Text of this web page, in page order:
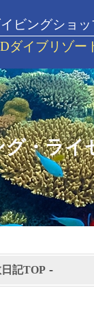
ビングショッ
ダイブリゾー
・ライ
記TOP -